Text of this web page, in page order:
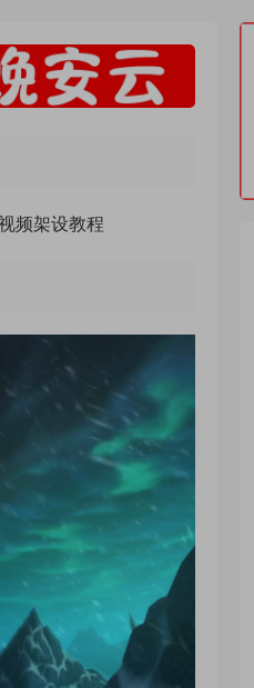
频架设教程